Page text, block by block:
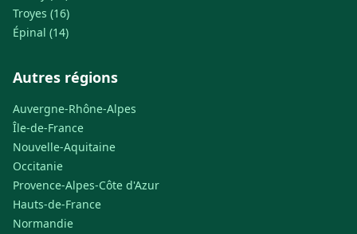
Troyes (16)
Épinal (14)
Autres régions
Auvergne-Rhône-Alpes
Île-de-France
Nouvelle-Aquitaine
Occitanie
Provence-Alpes-Côte d'Azur
Hauts-de-France
Normandie